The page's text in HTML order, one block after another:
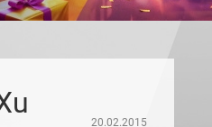
20.02.2015